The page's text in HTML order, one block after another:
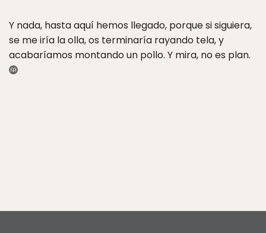
Y nada, hasta aquí hemos llegado, porque si siguiera,
se me iría la olla, os terminaría rayando tela, y
acabaríamos montando un pollo. Y mira, no es plan.